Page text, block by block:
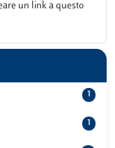
un link a questo
1
1